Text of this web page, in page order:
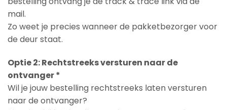
mail.
Zo weet je precies wanneer de pakketbezorger voor
de deur staat.
Optie 2: Rechtstreeks versturen naar de
ontvanger *
Wil je jouw bestelling rechtstreeks laten versturen
naar de ontvanger?